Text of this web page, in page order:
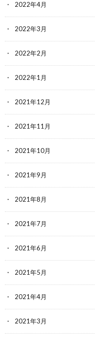
2022年4月
2022年3月
2022年2月
2022年1月
2021年12月
2021年11月
2021年10月
2021年9月
2021年8月
2021年7月
2021年6月
2021年5月
2021年4月
2021年3月